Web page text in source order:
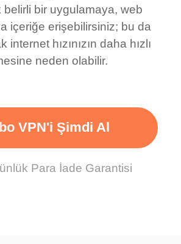
belirli bir uygulamaya, web
içeriğe erişebilirsiniz; bu da
internet hızınızın daha hızlı
neden olabilir.
VPN'i Şimdi Al
Para İade Garantisi